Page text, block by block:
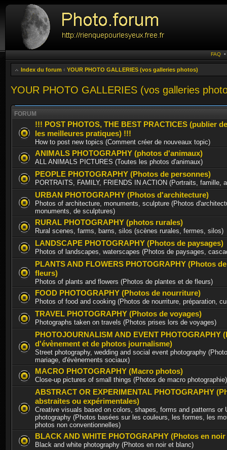
FAQ
Index du forum ‹ YOUR PHOTO GALLERIES (vos galleries photos)
YOUR PHOTO GALLERIES (vos galleries
FORUM
!!! POST PHOTOS, THE BEST PRACTICES (publier
les meilleures pratiques) !!!
How to post new topics (Comment créer de nouveaux topic)
ANIMALS PHOTOGRAPHY (photos d'animaux)
ALL ANIMALS PICTURES (Toutes les photos d'animaux)
PEOPLE PHOTOGRAPHY (Photos de personnes)
PORTRAITS, FAMILY, FRIENDS IN ACTION (Portraits, famille,
URBAN PHOTOGRAPHY (Photos d'architecture)
Photos of architecture, monuments, sculpture (Photos
monuments, de sculptures)
RURAL PHOTOGRAPHY (photos rurales)
Rural scenes, farms, barns, silos (scènes rurales, fermes, silos)
LANDSCAPE PHOTOGRAPHY (Photos de paysages)
Photos of landscapes, waterscapes (Photos de paysages,
PLANTS AND FLOWERS PHOTOGRAPHY (Photos
fleurs)
Photos of plants and flowers (Photos de plantes et de fleurs)
FOOD PHOTOGRAPHY (Photos de nourriture)
Photos of food and cooking (Photos de nourriture, préparation,
TRAVEL PHOTOGRAPHY (Photos de voyages)
Photographs taken on travels (Photos prises lors de voyages)
PHOTOJOURNALISM AND EVENT PHOTOGRAPHY
d'évènement et de photos journalisme)
Street photography, wedding and social event photography
mariage, d'évènements sociaux)
MACRO PHOTOGRAPHY (Macro photos)
Close-up pictures of small things (Photos de macro photographie)
ABSTRACT OR EXPERIMENTAL PHOTOGRAPHY
abstraites ou expérimentales)
Creative visuals based on colors, shapes, forms and patterns or
photography (Photos basées sur les couleurs, les formes, les
photos non conventionnelles)
BLACK AND WHITE PHOTOGRAPHY (Photos en
Black and white photography (Photos en noir et blanc)